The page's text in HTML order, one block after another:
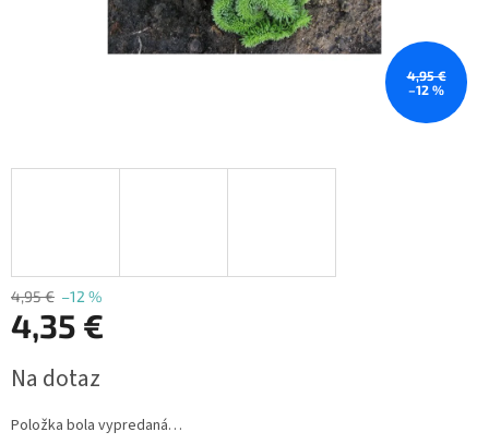
4,95 €
–12 %
4,95 € –12 %
4,35 €
cena:
Na dotaz
Položka bola vypredaná…